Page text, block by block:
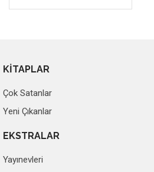
KİTAPLAR
Çok Satanlar
Yeni Çıkanlar
EKSTRALAR
Yayınevleri